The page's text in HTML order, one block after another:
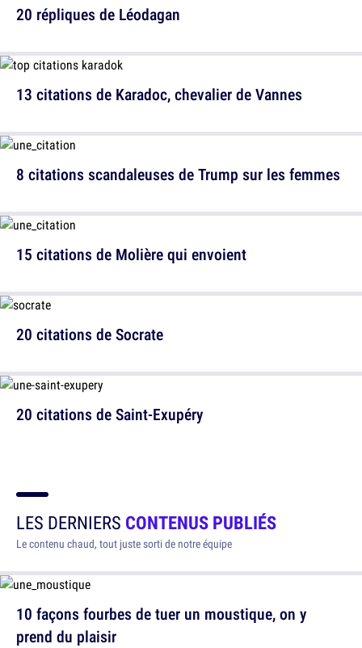
13 citations de Karadoc, chevalier de Vannes
15 citations de Molière qui envoient
20 citations de Saint-Exupéry
20 répliques de Léodagan
8 citations scandaleuses de Trump sur les femmes
20 citations de Socrate
LES DERNIERS CONTENUS PUBLIÉS
Le contenu chaud, tout juste sorti de notre équipe
10 façons fourbes de tuer un moustique, on y
prend du plaisir